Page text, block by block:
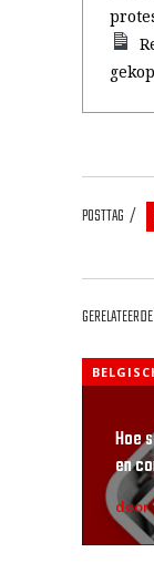
POSTTAG
Hoe
en
door